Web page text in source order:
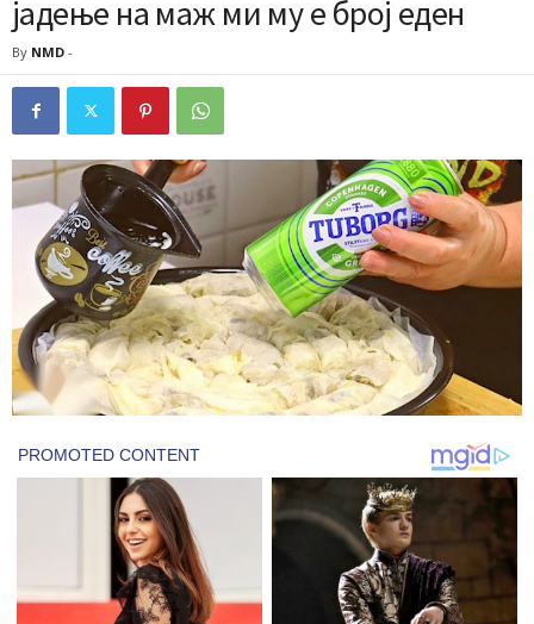
јадење на маж ми му е број еден
By NMD -